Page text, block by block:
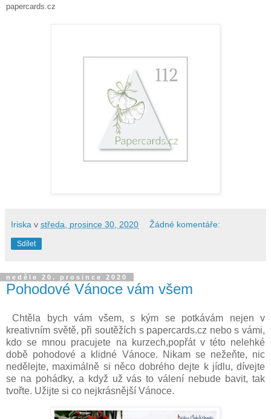
papercards.cz
Iriska v středa, prosince 30, 2020 Žádné komentáře:
Sdílet
neděle 20. prosince 2020
Pohodové Vánoce vám všem
Chtěla bych vám všem, s kým se potkávám nejen v
kreativním světě, při soutěžích s papercards.cz nebo s vámi,
kdo se mnou pracujete na kurzech,popřát v této nelehké
době pohodové a klidné Vánoce. Nikam se nežeňte, nic
nedělejte, maximálně si něco dobrého dejte k jídlu, dívejte
se na pohádky, a když už vás to válení nebude bavit, tak
tvořte. Užijte si co nejkrásnější Vánoce.